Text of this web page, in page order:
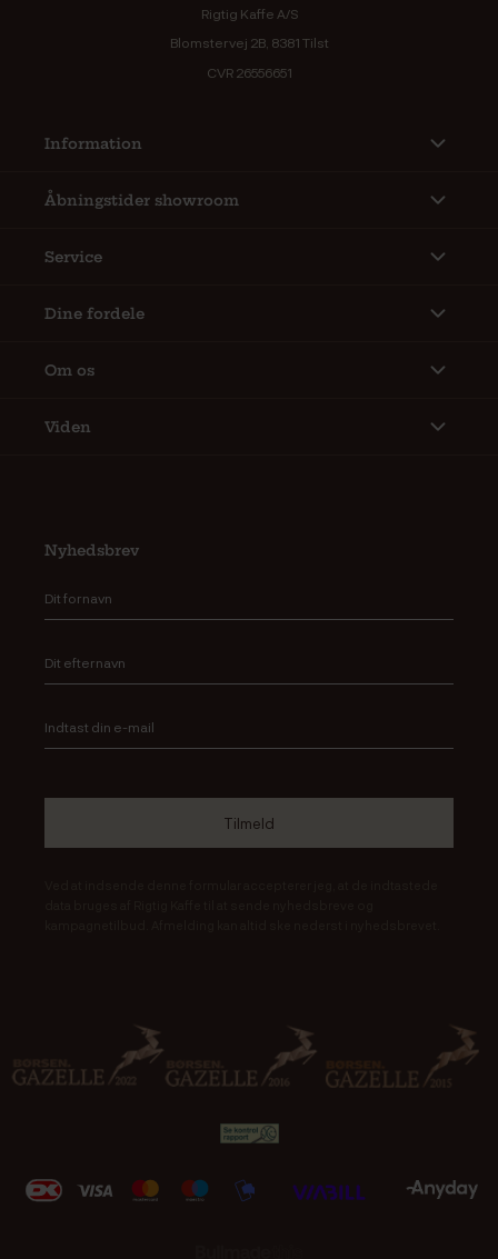
Rigtig Kaffe A/S
Blomstervej 2B, 8381 Tilst
CVR 26556651
Information
Åbningstider showroom
Service
Dine fordele
Om os
Viden
Nyhedsbrev